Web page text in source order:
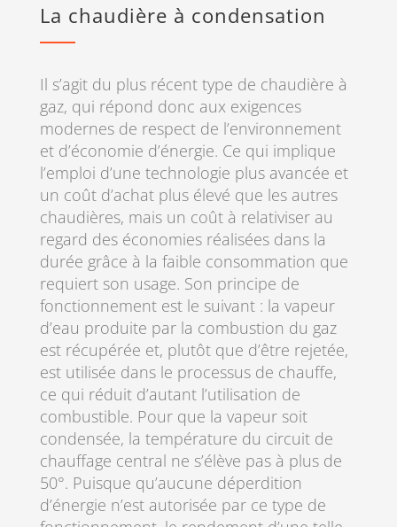
La chaudière à condensation
Il s’agit du plus récent type de chaudière à
gaz, qui répond donc aux exigences
modernes de respect de l’environnement
et d’économie d’énergie. Ce qui implique
l’emploi d’une technologie plus avancée et
un coût d’achat plus élevé que les autres
chaudières, mais un coût à relativiser au
regard des économies réalisées dans la
durée grâce à la faible consommation que
requiert son usage. Son principe de
fonctionnement est le suivant : la vapeur
d’eau produite par la combustion du gaz
est récupérée et, plutôt que d’être rejetée,
est utilisée dans le processus de chauffe,
ce qui réduit d’autant l’utilisation de
combustible. Pour que la vapeur soit
condensée, la température du circuit de
chauffage central ne s’élève pas à plus de
50°. Puisque qu’aucune déperdition
d’énergie n’est autorisée par ce type de